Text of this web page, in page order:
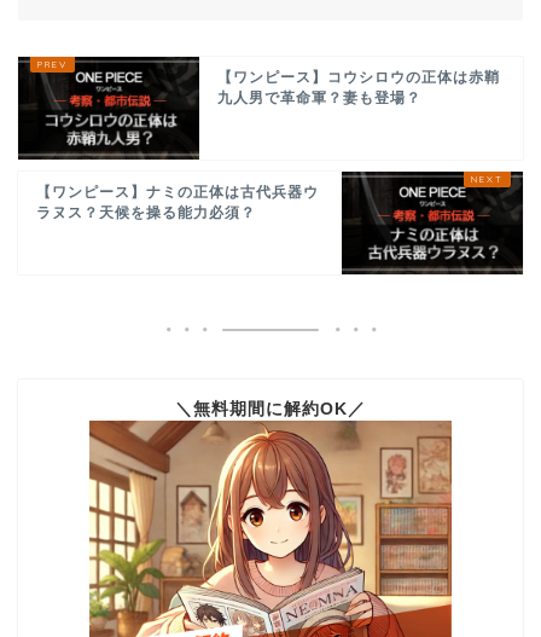
【ワンピース】コウシロウの正体は赤鞘
九人男で革命軍？妻も登場？
【ワンピース】ナミの正体は古代兵器ウ
ラヌス？天候を操る能力必須？
＼無料期間に解約OK／